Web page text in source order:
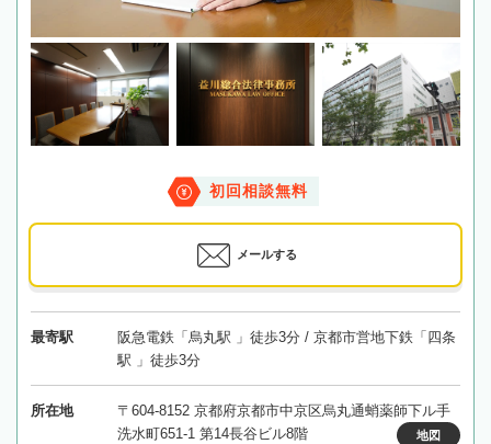
初回相談無料
メールする
最寄駅
阪急電鉄「烏丸駅 」徒歩3分 / 京都市営地下鉄「四条
駅 」徒歩3分
所在地
〒604-8152 京都府京都市中京区烏丸通蛸薬師下ル手
洗水町651-1 第14長谷ビル8階
地図